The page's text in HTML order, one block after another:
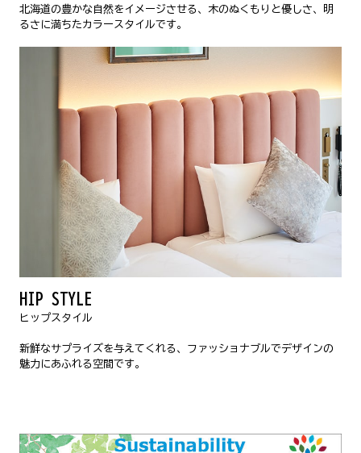
北海道の豊かな自然をイメージさせる、木のぬくもりと優しさ、明
るさに満ちたカラースタイルです。
HIP STYLE
ヒップスタイル
新鮮なサプライズを与えてくれる、ファッショナブルでデザインの
魅力にあふれる空間です。